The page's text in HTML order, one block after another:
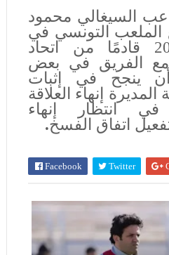
السيغالي محمود
الملعب التونسي في
شهر جانفي 2024 قادمًا من اتحاد
الفريق في بعض
أن ينجح في إثبات
المديرة إنهاء العلاقة
في انتظار إنهاء
اتفاق الفسخ.
Facebook Twitter